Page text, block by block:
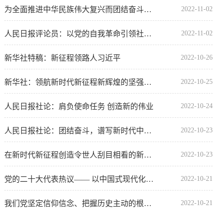
为全面推进中华民族伟大复兴而团结奋斗（认真学习宣传贯彻党的二十大精神） 2022-11-02
人民日报评论员：以党的自我革命引领社会革命 ——论学习贯彻党的二十大精神 2022-11-02
新华社特稿：新征程领路人习近平 2022-10-26
新华社：领航新时代新征程新辉煌的坚强领导集体 ——党的新一届中央领导机构产生纪实 2022-10-25
人民日报社论：肩负使命任务 创造新的伟业 2022-10-24
人民日报社论：团结奋斗，谱写新时代中国特色社会主义更加绚丽的华章 ——热烈祝贺中国共产党... 2022-10-23
在新时代新征程创造令世人刮目相看的新的更大奇迹 ——习近平总书记在党的二十大闭幕会上的重... 2022-10-23
党的二十大代表热议—— 以中国式现代化全面推进中华民族伟大复兴 2022-10-21
我们党坚定信仰信念、把握历史主动的根本所在（深入学习贯彻习近平新时代中国特色社会主义思想） 2022-10-21